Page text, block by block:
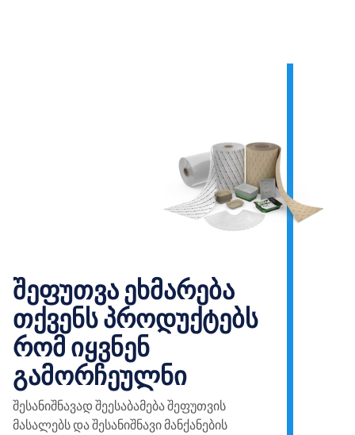
შეფუთვა ეხმარება
თქვენს პროდუქტებს
რომ იყვნენ
გამორჩეულნი
შესანიშნავად შეესაბამება შეფუთვის
მასალებს და შესანიშნავი მანქანების